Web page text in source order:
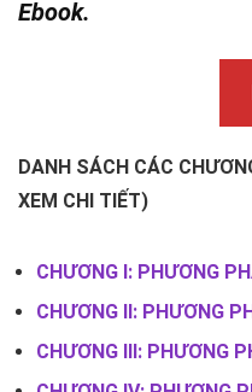
Ebook.
DANH SÁCH CÁC
XEM CHI TIẾT)
CHƯƠNG I: PHƯƠNG
CHƯƠNG II: PHƯƠNG
CHƯƠNG III: PHƯƠNG